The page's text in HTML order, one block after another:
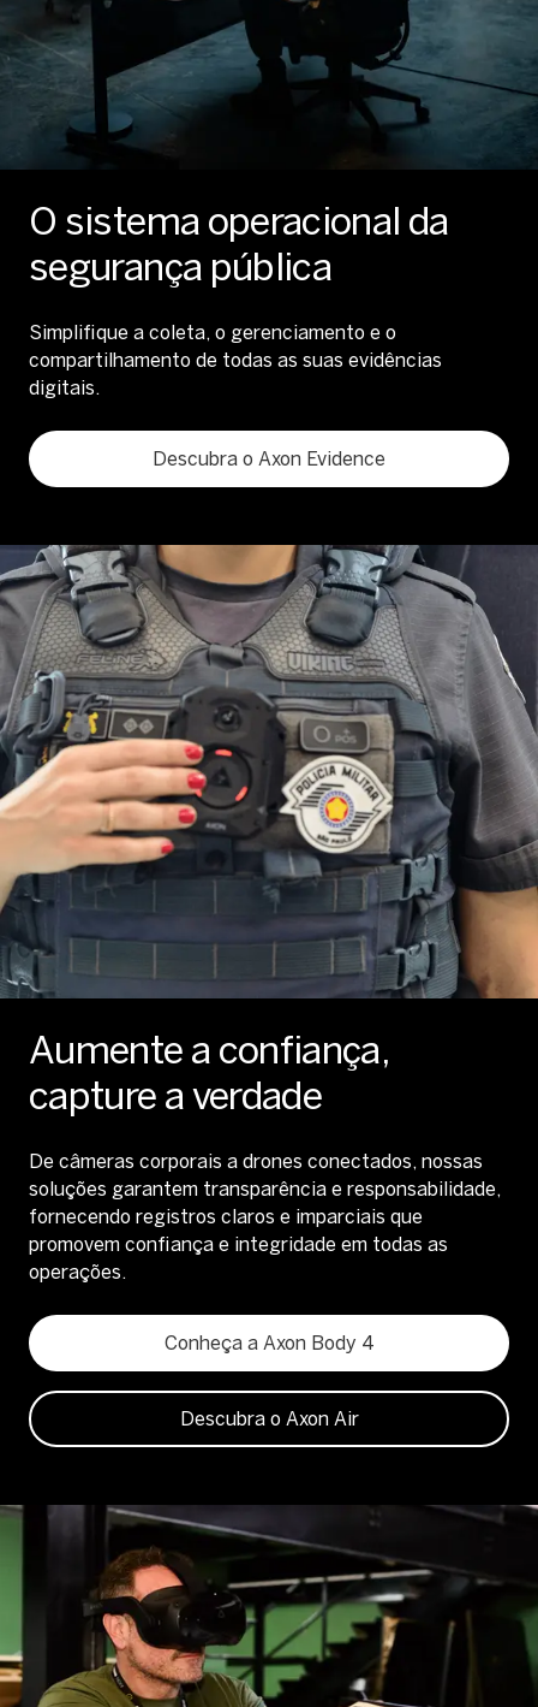
O sistema operacional da
segurança pública
Simplifique a coleta, o gerenciamento e o
compartilhamento de todas as suas evidências
digitais.
Descubra o Axon Evidence
Aumente a confiança,
capture a verdade
De câmeras corporais a drones conectados, nossas
soluções garantem transparência e responsabilidade,
fornecendo registros claros e imparciais que
promovem confiança e integridade em todas as
operações.
Conheça a Axon Body 4
Descubra o Axon Air